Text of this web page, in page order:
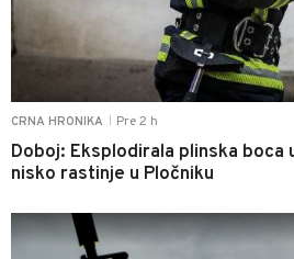
CRNA HRONIKA Pre 2 h
Doboj: Eksplodirala plinska boca
nisko rastinje u Pločniku